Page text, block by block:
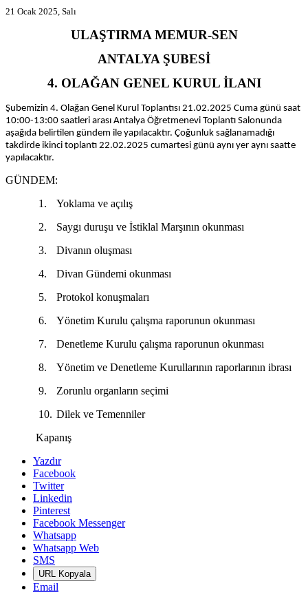
21 Ocak 2025, Salı
ULAŞTIRMA MEMUR-SEN
ANTALYA ŞUBESİ
4. OLAĞAN GENEL KURUL İLANI
Şubemizin 4. Olağan Genel Kurul Toplantısı 21.02.2025 Cuma günü saat
10:00-13:00 saatleri arası Antalya Öğretmenevi Toplantı Salonunda
aşağıda belirtilen gündem ile yapılacaktır. Çoğunluk sağlanamadığı
takdirde ikinci toplantı 22.02.2025 cumartesi günü aynı yer aynı saatte
yapılacaktır.
GÜNDEM:
1.
Yoklama ve açılış
2.
Saygı duruşu ve İstiklal Marşının okunması
3.
Divanın oluşması
4.
Divan Gündemi okunması
5.
Protokol konuşmaları
6.
Yönetim Kurulu çalışma raporunun okunması
7.
Denetleme Kurulu çalışma raporunun okunması
8.
Yönetim ve Denetleme Kurullarının raporlarının ibrası
9.
Zorunlu organların seçimi
10. Dilek ve Temenniler
Kapanış
Yazdır
Facebook
Twitter
Linkedin
Pinterest
Facebook Messenger
Whatsapp
Whatsapp Web
SMS
URL Kopyala
Email